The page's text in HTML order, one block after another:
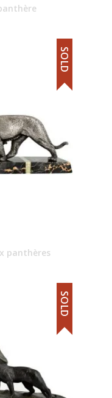
panthères
SOLD
SOLD